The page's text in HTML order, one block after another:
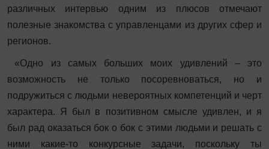
различных интервью одним из плюсов отмечают
полезные знакомства с управленцами из других сфер и
регионов.
«Одно из самых больших моих удивлений – это
возможность не только посоревноваться, но и
подружиться с людьми невероятных компетенций и черт
характера. Я был в позитивном смысле удивлен, и я
был рад оказаться бок о бок с этими людьми и решать с
ними какие-то конкурсные задачи, поскольку ты